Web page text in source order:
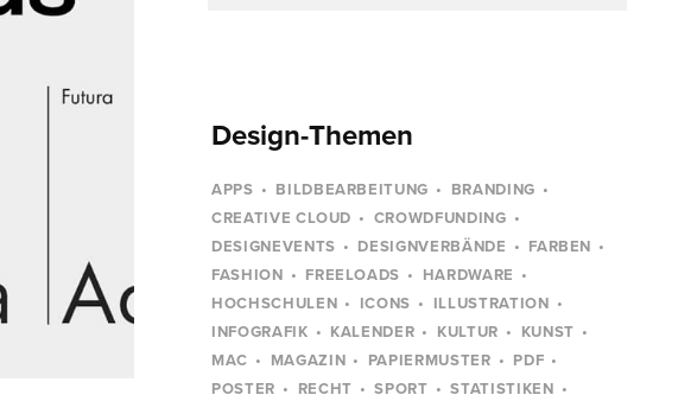
Design-Themen
APPS BILDBEARBEITUNG
BRANDING
CREATIVE CLOUD
CROWDFUNDING
DESIGNEVENTS
DESIGNVERBÄNDE
FARBEN
FASHION
FREELOADS
HARDWARE
HOCHSCHULEN
ICONS
ILLUSTRATION
INFOGRAFIK
KALENDER KULTUR
KUNST
MAC
MAGAZIN PAPIERMUSTER
PDF
POSTER
RECHT SPORT
STATISTIKEN